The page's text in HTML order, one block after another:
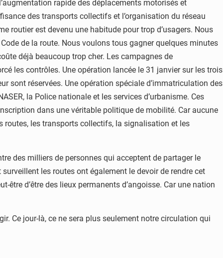
rapide des déplacements motorisés et
des transports collectifs et l’organisation du réseau
routier est devenu une habitude pour trop d’usagers. Nous
de la route. Nous voulons tous gagner quelques minutes
déjà beaucoup trop cher. Les campagnes de
les contrôles. Une opération lancée le 31 janvier sur les trois
sont réservées. Une opération spéciale d’immatriculation des
la Police nationale et les services d’urbanisme. Ces
dans une véritable politique de mobilité. Car aucune
routes, les transports collectifs, la signalisation et les
des milliers de personnes qui acceptent de partager le
les routes ont également le devoir de rendre cet
d’être des lieux permanents d’angoisse. Car une nation
Ce jour-là, ce ne sera plus seulement notre circulation qui